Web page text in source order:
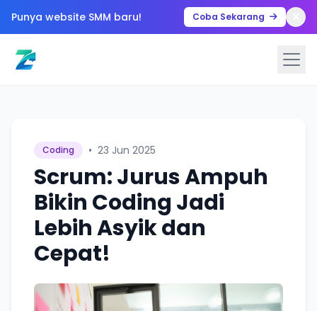
Punya website SMM baru! Coba Sekarang
Coding • 23 Jun 2025
Scrum: Jurus Ampuh
Bikin Coding Jadi
Lebih Asyik dan
Cepat!